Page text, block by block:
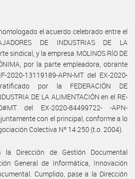
el acuerdo celebrado entre el
DE INDUSTRIAS DE LA
sindical, y la empresa MOLINOS RÍO DE
por la parte empleadora, obrante
13119189-APN-MT del EX-2020-
por la FEDERACIÓN DE
DE LA ALIMENTACIÓN en el RE-
del EX-2020-84499722- -APN-
con el principal, conforme a lo
Colectiva Nº 14.250 (t.o. 2004).
la Dirección de Gestión Documental
General de Informática, Innovación
Cumplido, pase a la Dirección